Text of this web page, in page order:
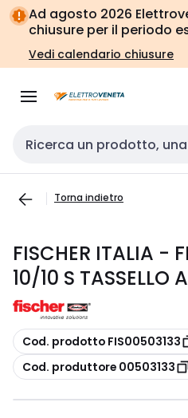
Vai alla
navigazione
Vai
alla
pagina
Ad agosto 2026
chiusure per il periodo
Vedi calendario chiusure
Cerca input
Torna indietro
FISCHER ITALIA -
10/10 S TASSELLO
copia
Cod. prodotto FIS00503133
copia
Cod. produttore 00503133